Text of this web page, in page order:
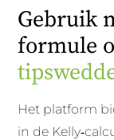
Gebruik
formule
Het platform
in de